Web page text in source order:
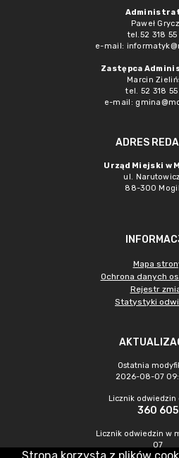
Paweł
tel.52 318 55
e-mail:
Zastępca
Marcin
tel. 52 318
e-mail:
ADRES
Urząd Miejski w
ul.
88-300
Mapa
Ochrona danych
Rejestr
Statystyki
Ostatnia
2026-08-07
Licznik odwiedzin
360 605
Licznik odwiedzin w
07